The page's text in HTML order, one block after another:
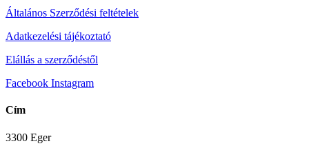
Általános Szerződési feltételek
Adatkezelési tájékoztató
Elállás a szerződéstől
Facebook Instagram
Cím
3300 Eger